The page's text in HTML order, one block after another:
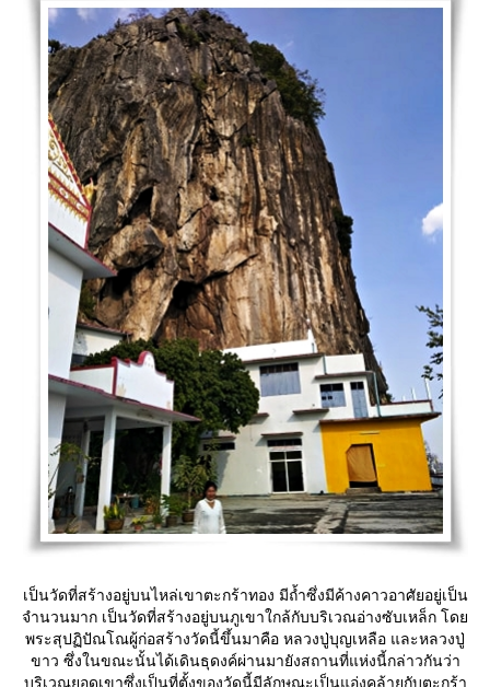
เป็นวัดที่สร้างอยู่บนไหล่เขาตะกร้าทอง มีถ้ำซึ่งมีค้างคาวอาศัยอยู่เป็น
จำนวนมาก เป็นวัดที่สร้างอยู่บนภูเขาใกล้กับบริเวณอ่างซับเหล็ก โด
พระสุปฏิปัณโณผู้ก่อสร้างวัดนี้ขึ้นมาคือ หลวงปู่บุญเหลือ และหลวงปู่
ขาว ซึ่งในขณะนั้นได้เดินธุดงค์ผ่านมายังสถานที่แห่งนี้กล่าวกันว่า
บริเวณยอดเขาซึ่งเป็นที่ตั้งของวัดนี้มีลักษณะเป็นแอ่งคล้ายกับตะกร้า